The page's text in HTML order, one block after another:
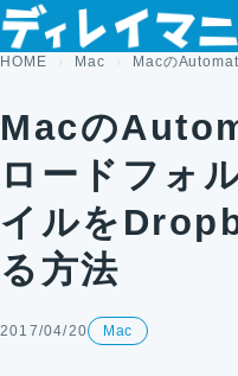
コンテンツへスキップ
HOME Mac Macの
Macの
ロードフォ
イルを
る方法
2017/04/20 Mac